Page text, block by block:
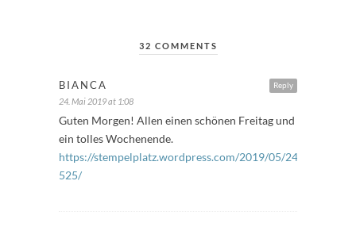
32 COMMENTS
Reply
BIANCA
24. Mai 2019 at 1:08
Guten Morgen! Allen einen schönen Freitag und
ein tolles Wochenende.
https://stempelplatz.wordpress.com/2019/05/24/
525/